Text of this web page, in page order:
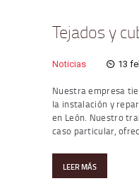
Tejados y
Noticias 13
Nuestra empresa
la instalación y
en León. Nuestro
caso particular,
LEER MÁS